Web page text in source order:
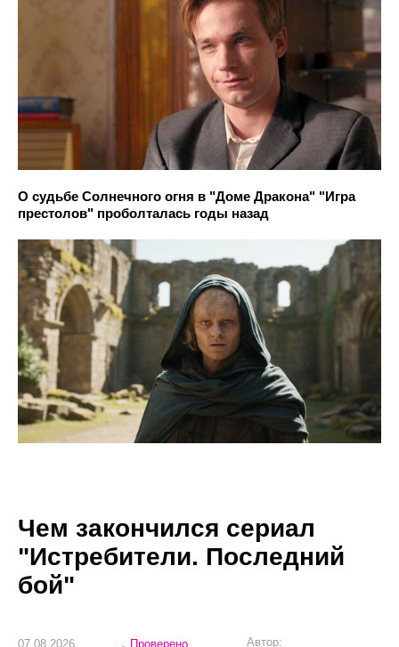
О судьбе Солнечного огня в "Доме Дракона" "Игра
престолов" проболталась годы назад
Чем закончился сериал
"Истребители. Последний
бой"
07.08.2026
Проверено
Автор: